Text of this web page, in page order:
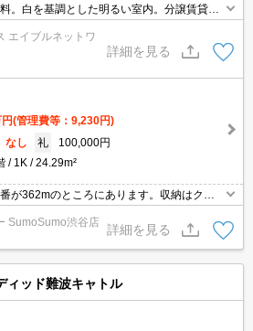
。白を基調とした明るい室内。分譲賃貸。
エイブルネットワ
詳細を見る
(管理費等：9,230円)
なし 礼
100,000円
1K 24.29m²
が362mのところにあります。収納はクロ
部にはゴミ出し24時間OK・宅配ボックス
も充実しています。お部屋の広さに合った
SumoSumo渋谷店
詳細を見る
ィッド難波キャトル